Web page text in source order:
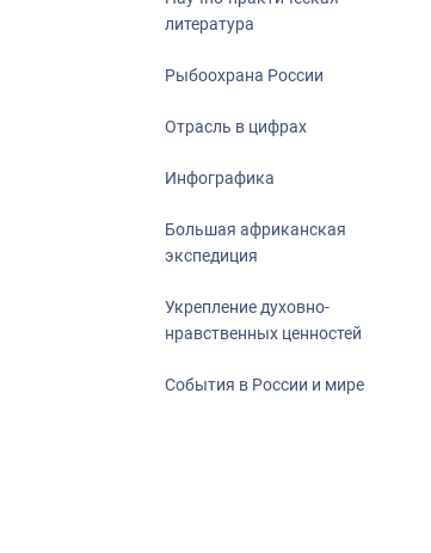
литература
Рыбоохрана России
Отрасль в цифрах
Инфографика
Большая африканская
экспедиция
Укрепление духовно-
нравственных ценностей
События в России и мире